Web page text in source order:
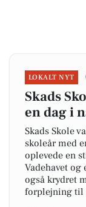
LOKALT NYT
Skads
en dag i
Skads Skole
skoleår med
oplevede en
Vadehavet
også krydret
forplejning til